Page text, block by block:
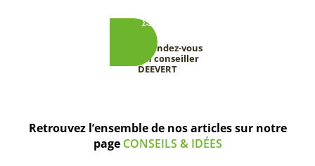
Prenez rendez-vous
avec un conseiller
DEEVERT
Retrouvez l’ensemble de nos articles sur notre
page CONSEILS & IDÉES